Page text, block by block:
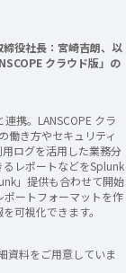
役社長：宮崎吉朗、以
クラウド版」の
携。LANSCOPE クラ
働き方やセキュリティ
ログを活用した業務分
レポートなどをSplunk
」提供も合わせて開始
ポートフォーマットを作
可視化できます。
資料をご用意していま